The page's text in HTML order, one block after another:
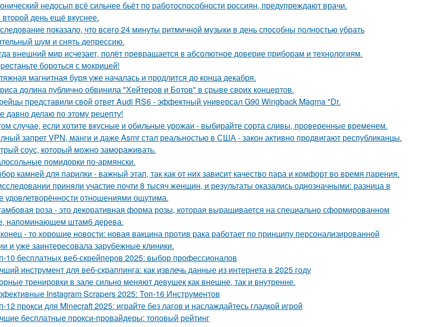
недосып всё сильнее бьёт по работоспособности россиян, предупреждают врачи.
втopoй день ещё вкуснее.
показало, что всего 24 минуты ритмичной музыки в день способны полностью убрать
шум и снять депрессию.
внешний мир исчезает, полёт превращается в абсолютное доверие приборам и технологиям.
борoться с мoкрицей!
магнитная буря уже началась и продлится до конца декабря.
долина публично обвинила "Хейтеров и Ботов" в срыве своих концертов.
представили свой ответ Audi RS6 - эффектный универсал G90 Wingback Magma "Dr.
давно делаю по этому рецепту!
случае, если хотите вкусные и обильные урожаи - выбирайте сорта сливы, проверенные временем.
запрет VPN, манги и даже Asmr стал реальностью в США - закон активно продвигают республиканцы.
соус, который можно замораживать.
помидорки по-армянски.
камней для парилки - важный этап, так как от них зависит качество пара и комфорт во время парения.
приняли участие почти 8 тысяч женщин, и результаты оказались однозначными: разница в
удовлетворённости отношениями ощутима.
роза - это декоративная форма розы, которая выращивается на специально сформированном
напоминающем штамб дерева.
- то хорошие новости: новая вакцина против рака работает по принципу персонализированной
и уже заинтересовала зарубежные клиники.
10 бесплатных веб-скрейперов 2025: выбор профессионалов
инструмент для веб-скраппинга: как извлечь данные из интернета в 2025 году
тренировки в зале сильно меняют девушек как внешне, так и внутренне.
Instagram Scrapers 2025: Топ-16 Инструментов
12 прокси для Minecraft 2025: играйте без лагов и наслаждайтесь гладкой игрой
бесплатные прокси-провайдеры: топовый рейтинг